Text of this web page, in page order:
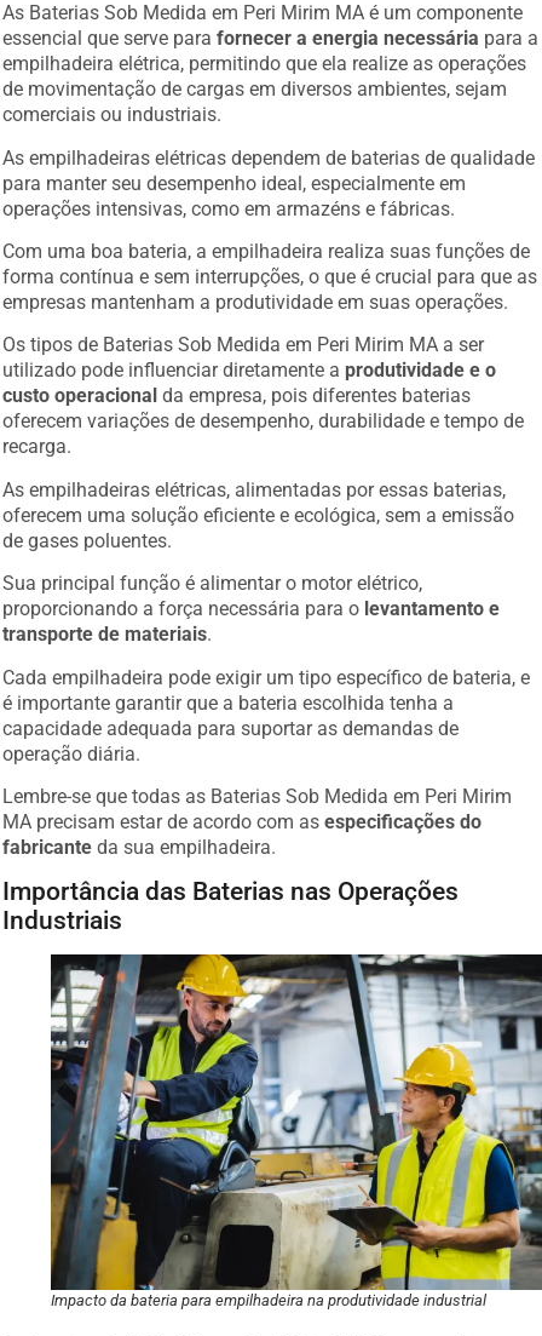
As Baterias Sob Medida em Peri Mirim MA é um componente
essencial que serve parafornecer a energia necessária para a
empilhadeira elétrica, permitindo que ela realize as operações
de movimentação de cargas em diversos ambientes, sejam
comerciais ou industriais.
As empilhadeiras elétricas dependem de baterias de qualidade
para manter seu desempenho ideal, especialmente em
operações intensivas, como em armazéns e fábricas.
Com uma boa bateria, a empilhadeira realiza suas funções de
forma contínua e sem interrupções, o que é crucial para que as
empresas mantenham a produtividade em suas operações.
Os tipos de Baterias Sob Medida em Peri Mirim MA a ser
utilizado pode influenciar diretamente a produtividade e o
custo operacional da empresa, pois diferentes baterias
oferecem variações de desempenho, durabilidade e tempo de
recarga.
As empilhadeiras elétricas, alimentadas por essas baterias,
oferecem uma solução eficiente e ecológica, sem a emissão
de gases poluentes.
Sua principal função é alimentar o motor elétrico,
proporcionando a força necessária para o levantamento e
transporte de materiais.
Cada empilhadeira pode exigir um tipo específico de bateria, e
é importante garantir que a bateria escolhida tenha a
capacidade adequada para suportar as demandas de
operação diária.
Lembre-se que todas as Baterias Sob Medida em Peri Mirim
MA precisam estar de acordo com as especificações do
fabricante da sua empilhadeira.
Importância das Baterias nas Operações
Industriais
Impacto da bateria para empilhadeira na produtividade industrial